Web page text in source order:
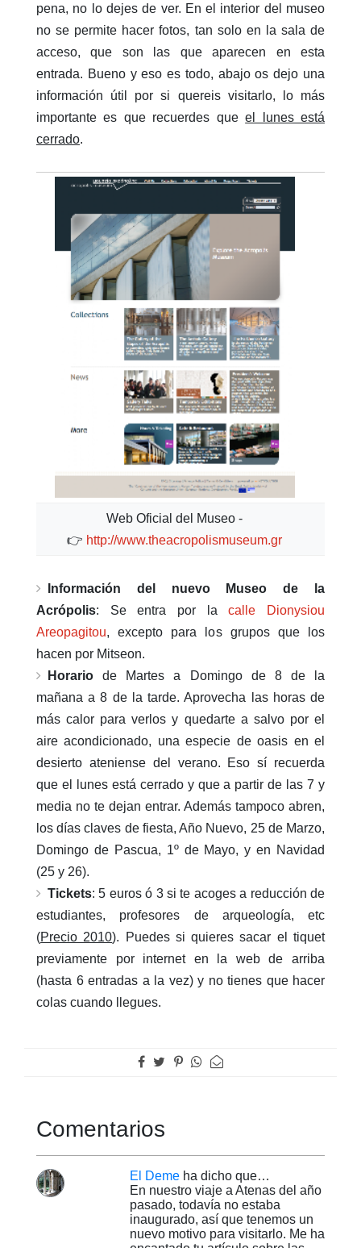
pena, no lo dejes de ver. En el interior del museo
no se permite hacer fotos, tan solo en la sala de
acceso, que son las que aparecen en esta
entrada. Bueno y eso es todo, abajo os dejo una
información útil por si quereis visitarlo, lo más
importante es que recuerdes queel lunes está
cerrado.
Web Oficial del Museo -
👉 http://www.theacropolismuseum.gr
Información del nuevo Museo de la
Acrópolis: Se entra por lacalle Dionysiou
Areopagitou, excepto para los grupos que los
hacen por Mitseon.
Horario de Martes a Domingo de 8 de la
mañana a 8 de la tarde. Aprovecha las horas de
más calor para verlos y quedarte a salvo por el
aire acondicionado, una especie de oasis en el
desierto ateniense del verano. Eso sí recuerda
que el lunes está cerrado y que a partir de las 7 y
media no te dejan entrar. Además tampoco abren,
los días claves de fiesta, Año Nuevo, 25 de Marzo,
Domingo de Pascua, 1º de Mayo, y en Navidad
(25 y 26).
Tickets: 5 euros ó 3 si te acoges a reducción de
estudiantes, profesores de arqueología, etc
(Precio 2010). Puedes si quieres sacar el tiquet
previamente por internet en la web de arriba
(hasta 6 entradas a la vez) y no tienes que hacer
colas cuando llegues.
Comentarios
El Deme ha dicho que…
En nuestro viaje a Atenas del año
pasado, todavía no estaba
inaugurado, así que tenemos un
nuevo motivo para visitarlo. Me ha